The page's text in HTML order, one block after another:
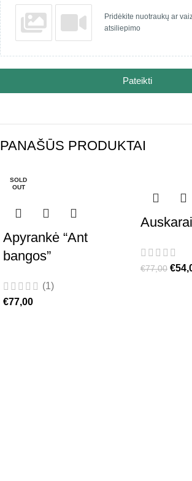
Pridėkite nuotraukų ar
atsiliepimo
Pateikti
PANAŠŪS PRODUKTAI
SOLD
OUT
Apyrankė “Ant
bangos”
(1)
€77,00
€77,00 €